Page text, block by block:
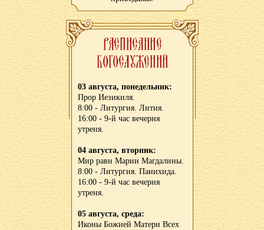
03 августа, понедельник:
Прор Иезикиля.
8:00 - Литургия. Лития.
16:00 - 9-й час вечерня
утреня.
04 августа, вторник:
Мир равн Марии Магдалины.
8:00 - Литургия. Панихида.
16:00 - 9-й час вечерня
утреня.
05 августа, среда:
Иконы Божией Матери Всех